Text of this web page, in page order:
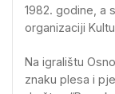
1982. godine, a
organizaciji
Na igralištu
znaku plesa i